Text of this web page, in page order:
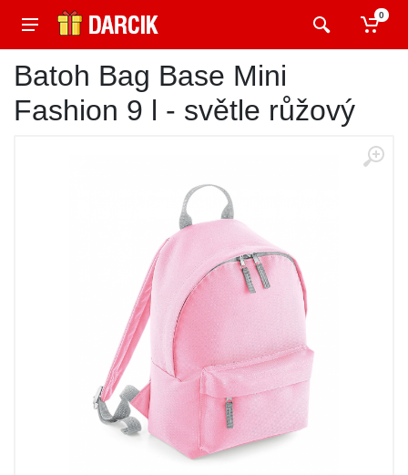
0
Batoh Bag Base Mini
Fashion 9 l - světle růžový